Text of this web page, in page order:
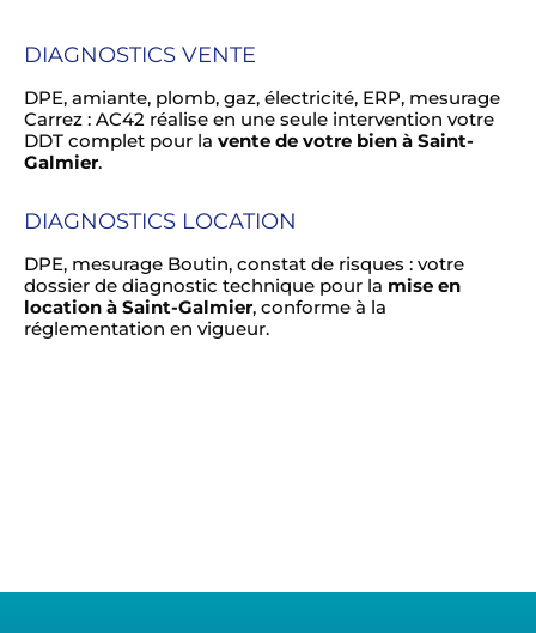
DIAGNOSTICS VENTE
DPE, amiante, plomb, gaz, électricité, ERP, mesurage
Carrez : AC42 réalise en une seule intervention votre
DDT complet pour la vente de votre bien à Saint-
Galmier.
DIAGNOSTICS LOCATION
DPE, mesurage Boutin, constat de risques : votre
dossier de diagnostic technique pour la mise en
location à Saint-Galmier, conforme à la
réglementation en vigueur.